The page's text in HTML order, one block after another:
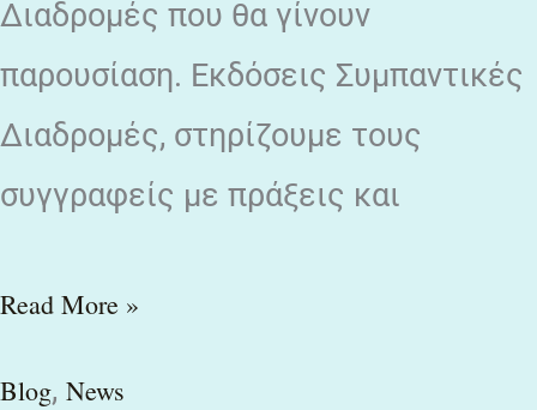
Διαδρομές που θα γίνουν
παρουσίαση. Εκδόσεις Συμπαντικές
Διαδρομές, στηρίζουμε τους
συγγραφείς με πράξεις και
Read More »
Blog, News